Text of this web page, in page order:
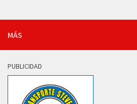
MÁS
PUBLICIDAD